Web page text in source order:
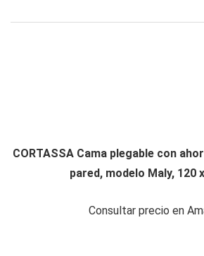
CORTASSA Cama plegable con
pared, modelo Maly, 120
Consultar precio en